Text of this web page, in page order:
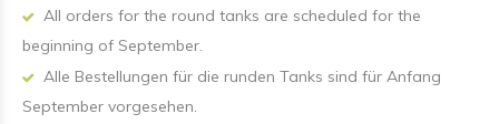
All orders for the round tanks are scheduled for the
beginning of September.
Alle Bestellungen für die runden Tanks sind für Anfang
September vorgesehen.